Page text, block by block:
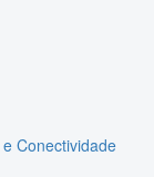
Conectividade